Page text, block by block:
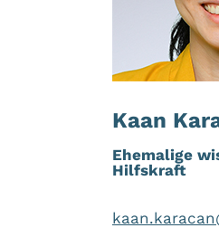
Kaan
Ehemalige
Hilfskraft